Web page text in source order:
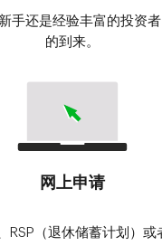
手还是经验丰富的投资
的到来。
网上申请
RSP（退休储蓄计划）或